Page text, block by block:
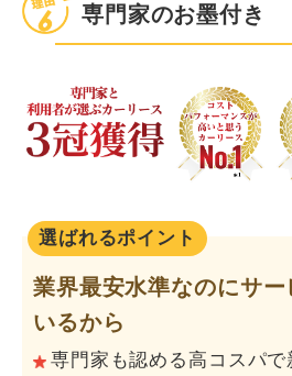
専門家のお墨付き
選ばれるポイント
業界最安水準なのにサー
いるから
専門家も認める高コスパで